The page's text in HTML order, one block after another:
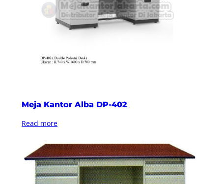
Meja Kantor Alba DP-402
Read more